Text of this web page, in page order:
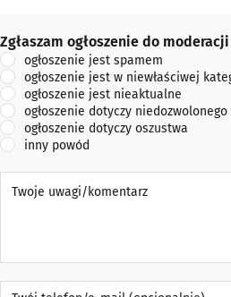
Zgłaszam ogłoszenie do moderacji z
Zgłaszam ogłoszenie do
ogłoszenie jest spamem
ogłoszenie jest w niewłaściwej
ogłoszenie jest nieaktualne
ogłoszenie dotyczy
ogłoszenie dotyczy oszustwa
inny powód
Twój telefon/e-mail (opcjonalnie)